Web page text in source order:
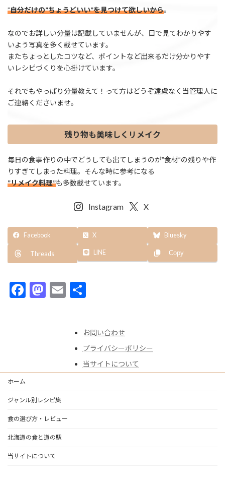
”自分だけの”ちょうどいい”を見つけて欲しいから。
なのでお詳しい分量は記載していませんが、目で見てわかりやす
いよう写真を多く載せています。
またちょっとしたコツなど、ポイントなど出来るだけ分かりやす
いレシピづくりを心掛けています。
それでもやっぱり分量教えて！って方はどうぞ遠慮なく当管理人に
ご連絡くださいませ。
残り物も美味しくリメイク
毎日の食事作りの中でどうしても出てしまうのが”食材”の残りや作
りすぎてしまった料理。そんな時に参考になる
”リメイク料理”も多数載せています。
Instagram X
Facebook X Bluesky
Threads LINE Copy
F
o
M
n
E
お問い合わせ
プライバシーポリシー
当サイトについて
ホーム
ジャンル別レシピ集
食の選び方・レビュー
北海道の食と道の駅
当サイトについて